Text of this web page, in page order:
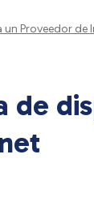
un Proveedor de
de